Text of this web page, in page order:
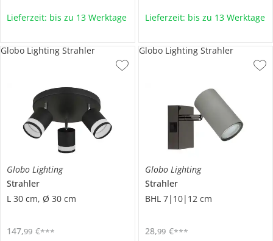
Lieferzeit: bis zu 13 Werktage Lieferzeit: bis zu 13 Werktage
Globo Lighting
Strahler
L 30 cm, Ø 30 cm
147,99 €***
Globo Lighting Strahler
Globo Lighting
Strahler
BHL 7|10|12 cm
28,99 €***
Globo Lighting Strahler